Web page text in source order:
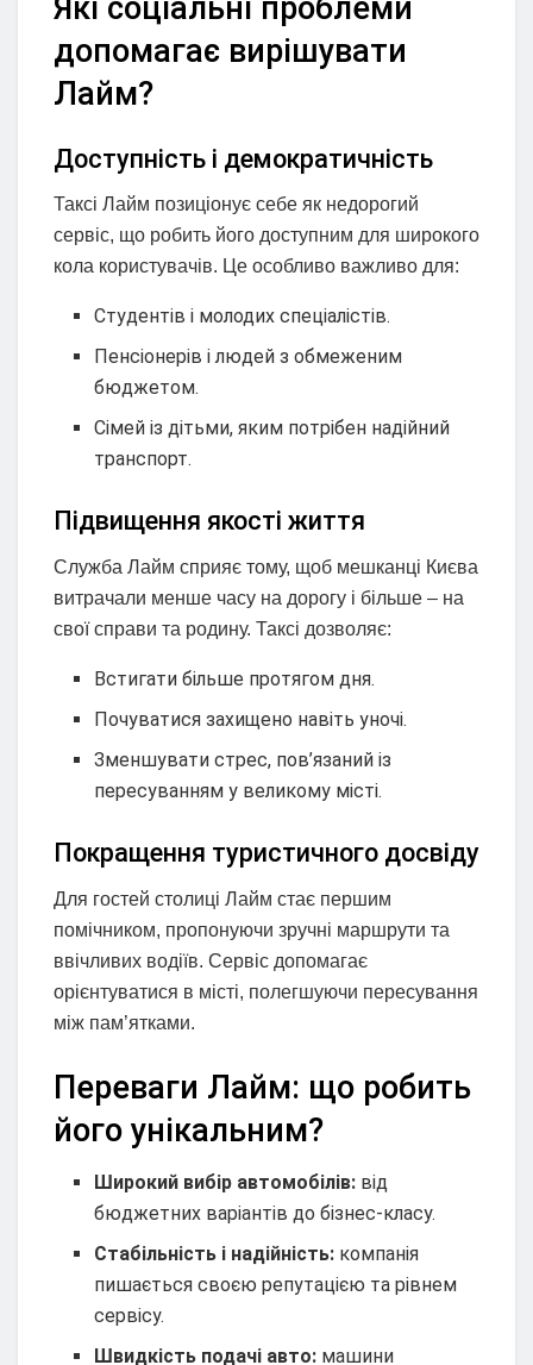
Які соціальні проблеми
допомагає вирішувати
Лайм?
Доступність і демократичність
Таксі Лайм позиціонує себе як недорогий
сервіс, що робить його доступним для широкого
кола користувачів. Це особливо важливо для:
Студентів і молодих спеціалістів.
Пенсіонерів і людей з обмеженим
бюджетом.
Сімей із дітьми, яким потрібен надійний
транспорт.
Підвищення якості життя
Служба Лайм сприяє тому, щоб мешканці Києва
витрачали менше часу на дорогу і більше – на
свої справи та родину. Таксі дозволяє:
Встигати більше протягом дня.
Почуватися захищено навіть уночі.
Зменшувати стрес, пов’язаний із
пересуванням у великому місті.
Покращення туристичного досвіду
Для гостей столиці Лайм стає першим
помічником, пропонуючи зручні маршрути та
ввічливих водіїв. Сервіс допомагає
орієнтуватися в місті, полегшуючи пересування
між пам’ятками.
Переваги Лайм: що робить
його унікальним?
Широкий вибір автомобілів: від
бюджетних варіантів до бізнес-класу.
Стабільність і надійність: компанія
пишається своєю репутацією та рівнем
сервісу.
Швидкість подачі авто: машини